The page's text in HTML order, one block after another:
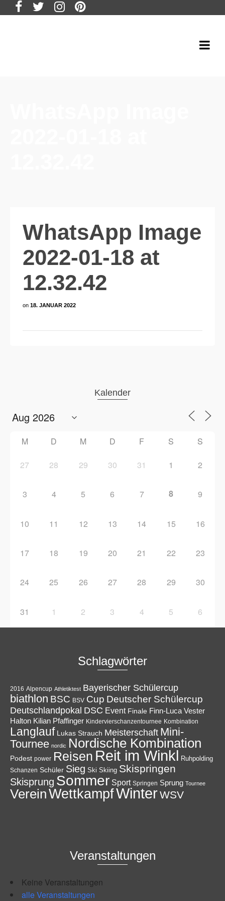
WhatsApp Image
2022-01-18 at
12.32.42
on 18. JANUAR 2022
Kalender
M D M D F S S
27 28 29 30 31 1 2
3 4 5 6 7 8 9
10 11 12 13 14 15 16
17 18 19 20 21 22 23
24 25 26 27 28 29 30
31 1 2 3 4 5 6
Schlagwörter
2016 Alpencup Athletiktest Bayerischer Schülercup
biathlon BSC BSV Cup Deutscher Schülercup
Deutschlandpokal DSC Event Finale Finn-Luca Vester
Halton Kilian Pfaffinger Kindervierschanzentournee Kombination
Langlauf Lukas Strauch Meisterschaft Mini-
Tournee nordic Nordische Kombination
Podest power Reisen Reit im Winkl Ruhpolding
Schanzen Schüler Sieg Ski Skiing Skispringen
Skisprung Sommer Sport Springen Sprung Tournee
VereinWettkampfWinterWSV
Veranstaltungen
Keine Veranstaltungen
alle Veranstaltungen